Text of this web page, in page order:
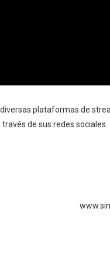
plataformas de
de sus redes sociales.